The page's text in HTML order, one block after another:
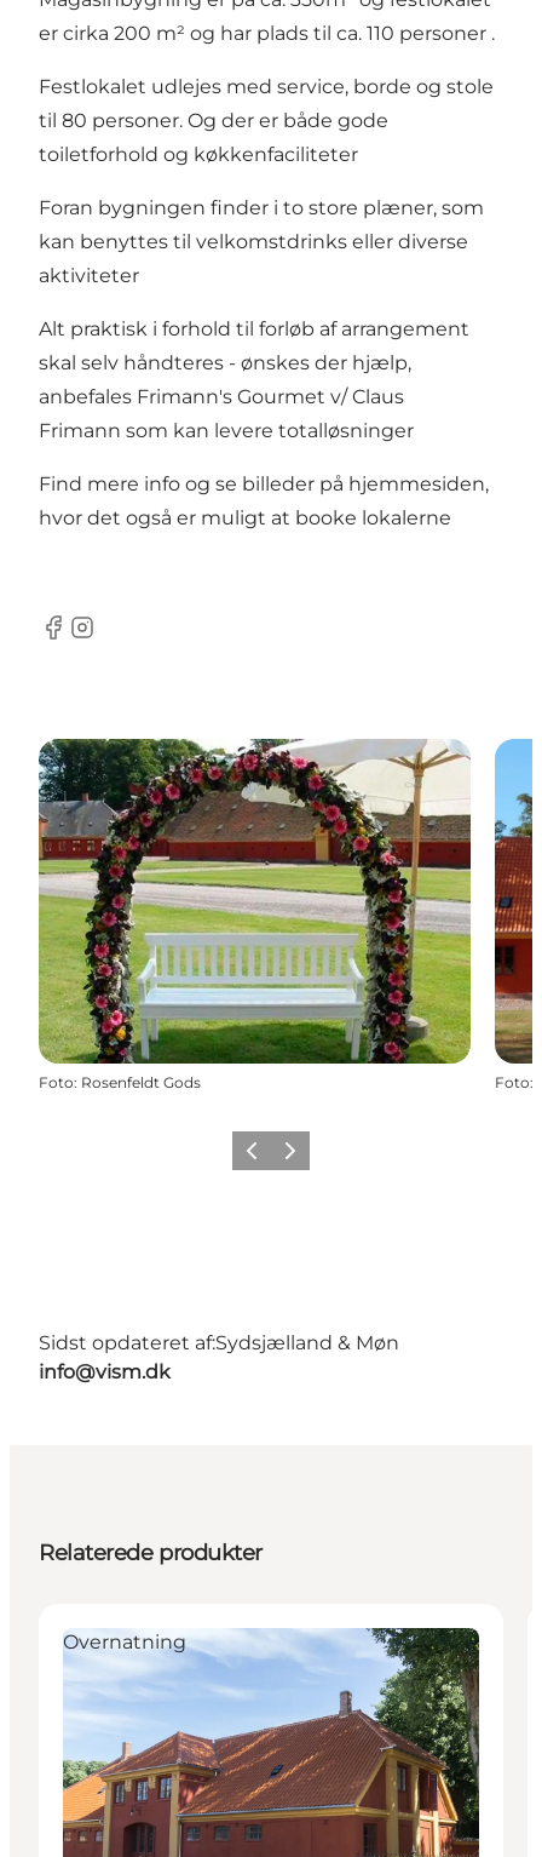
er cirka 200 m² og har plads til ca. 110 personer .
Festlokalet udlejes med service, borde og stole
til 80 personer. Og der er både gode
toiletforhold og køkkenfaciliteter
Foran bygningen finder i to store plæner, som
kan benyttes til velkomstdrinks eller diverse
aktiviteter
Alt praktisk i forhold til forløb af arrangement
skal selv håndteres - ønskes der hjælp,
anbefales Frimann's Gourmet v/ Claus
Frimann som kan levere totalløsninger
Find mere info og se billeder på hjemmesiden,
hvor det også er muligt at booke lokalerne
Facebook
Instagram
Foto: Rosenfeldt Gods Foto:
ForrigeNæste
Sidst opdateret af:Sydsjælland & Møn
info@vism.dk
Relaterede produkter
Overnatning